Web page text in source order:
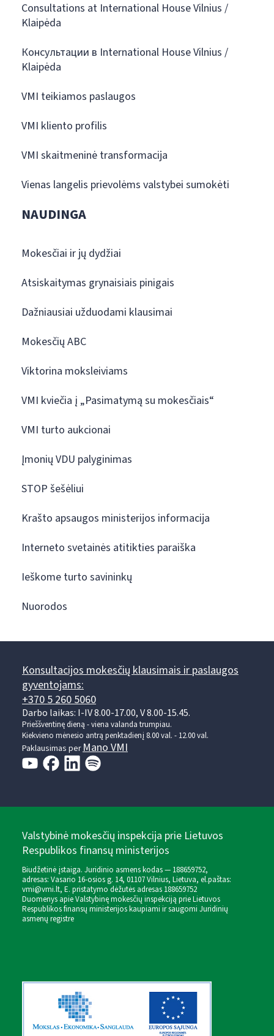
Consultations at International House Vilnius /
Klaipėda
Консультации в International House Vilnius /
Klaipėda
VMI teikiamos paslaugos
VMI kliento profilis
VMI skaitmeninė transformacija
Vienas langelis prievolėms valstybei sumokėti
NAUDINGA
Mokesčiai ir jų dydžiai
Atsiskaitymas grynaisiais pinigais
Dažniausiai užduodami klausimai
Mokesčių ABC
Viktorina moksleiviams
VMI kviečia į „Pasimatymą su mokesčiais“
VMI turto aukcionai
Įmonių VDU palyginimas
STOP šešėliui
Krašto apsaugos ministerijos informacija
Interneto svetainės atitikties paraiška
Ieškome turto savininkų
Nuorodos
Konsultacijos mokesčių klausimais ir paslaugos
gyventojams:
+370 5 260 5060
Darbo laikas: I-IV 8.00-17.00, V 8.00-15.45.
Prieššventinę dieną - viena valanda trumpiau.
Kiekvieno mėnesio antrą penktadienį 8.00 val. - 12.00 val.
Paklausimas perMano VMI
Valstybinė mokesčių inspekcija prie Lietuvos
Respublikos finansų ministerijos
Biudžetinė įstaiga. Juridinio asmens kodas — 188659752,
adresas: Vasario 16-osios g. 14, 01107 Vilnius, Lietuva, el.paštas:
vmi@vmi.lt, E. pristatymo dėžutės adresas 188659752
Duomenys apie Valstybinę mokesčių inspekciją prie Lietuvos
Respublikos finansų ministerijos kaupiami ir saugomi Juridinių
asmenų registre